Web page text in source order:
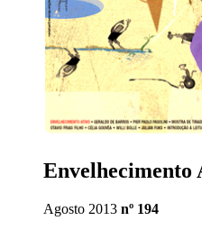
Envelhecimento
Agosto 2013 nº 194